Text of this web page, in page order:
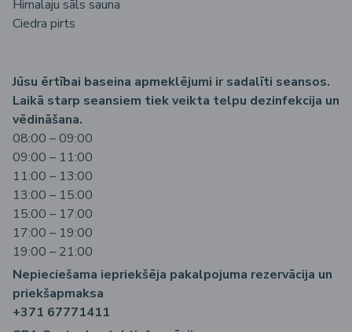
Himalaju sāls sauna
Ciedra pirts
Jūsu ērtībai baseina apmeklējumi ir sadalīti seansos.
Laikā starp seansiem tiek veikta telpu dezinfekcija un
vēdināšana.
08:00 – 09:00
09:00 – 11:00
11:00 – 13:00
13:00 – 15:00
15:00 – 17:00
17:00 – 19:00
19:00 – 21:00
Nepieciešama iepriekšēja pakalpojuma rezervācija un
priekšapmaksa
+371 67771411